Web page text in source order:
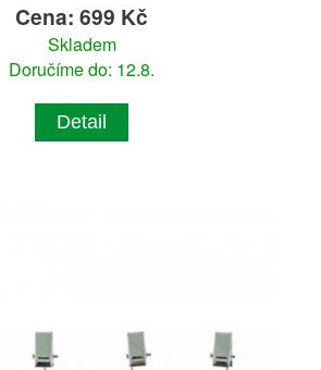
Cena: 699 Kč
Skladem
Doručíme do: 12.8.
Detail